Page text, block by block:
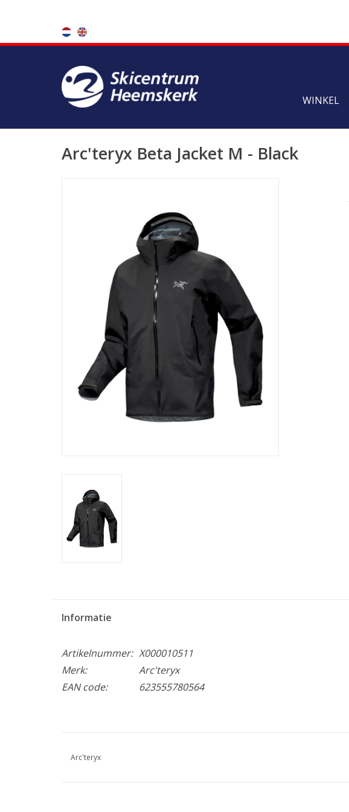
WINKEL
Arc'teryx Beta Jacket M - Black
Informatie
Artikelnummer: X000010511
Merk:
Arc'teryx
EAN code:
623555780564
Arc'teryx